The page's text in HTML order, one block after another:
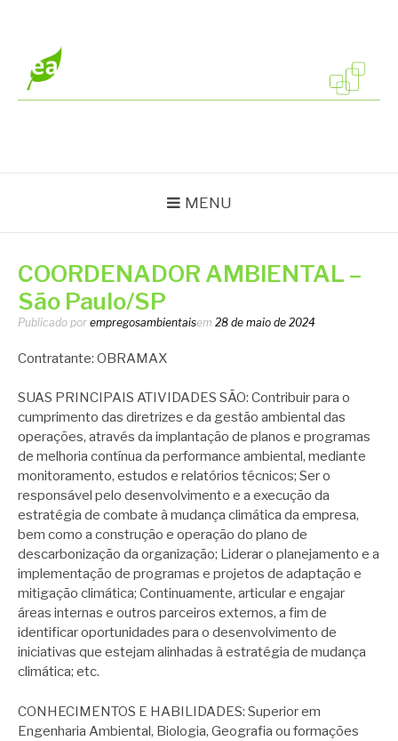
conteúdo
MENU
COORDENADOR AMBIENTAL –
São Paulo/SP
Publicado por empregosambientaisem 28 de maio de 2024
Contratante: OBRAMAX
SUAS PRINCIPAIS ATIVIDADES SÃO: Contribuir para o
cumprimento das diretrizes e da gestão ambiental das
operações, através da implantação de planos e programas
de melhoria contínua da performance ambiental, mediante
monitoramento, estudos e relatórios técnicos; Ser o
responsável pelo desenvolvimento e a execução da
estratégia de combate à mudança climática da empresa,
bem como a construção e operação do plano de
descarbonização da organização; Liderar o planejamento e a
implementação de programas e projetos de adaptação e
mitigação climática; Continuamente, articular e engajar
áreas internas e outros parceiros externos, a fim de
identificar oportunidades para o desenvolvimento de
iniciativas que estejam alinhadas à estratégia de mudança
climática; etc.
CONHECIMENTOS E HABILIDADES: Superior em
Engenharia Ambiental, Biologia, Geografia ou formações